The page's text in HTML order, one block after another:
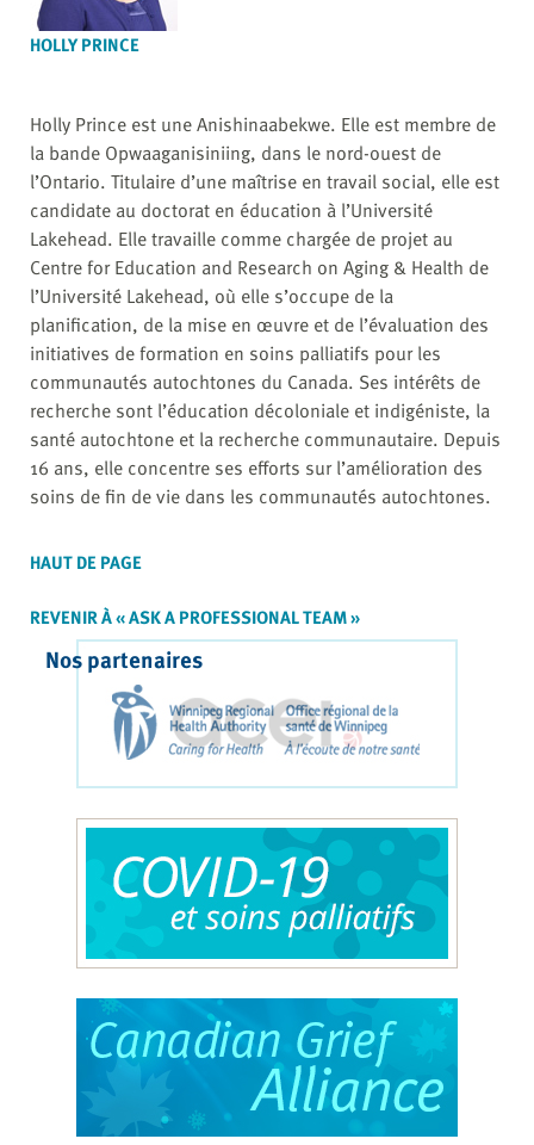
HOLLY PRINCE
Holly Prince est une Anishinaabekwe. Elle est membre de
la bande Opwaaganisiniing, dans le nord-ouest de
l’Ontario. Titulaire d’une maîtrise en travail social, elle est
candidate au doctorat en éducation à l’Université
Lakehead. Elle travaille comme chargée de projet au
Centre for Education and Research on Aging & Health de
l’Université Lakehead, où elle s’occupe de la
planification, de la mise en œuvre et de l’évaluation des
initiatives de formation en soins palliatifs pour les
communautés autochtones du Canada. Ses intérêts de
recherche sont l’éducation décoloniale et indigéniste, la
santé autochtone et la recherche communautaire. Depuis
16 ans, elle concentre ses efforts sur l’amélioration des
soins de fin de vie dans les communautés autochtones.
HAUT DE PAGE
REVENIR À « ASK A PROFESSIONAL TEAM »
Nos partenaires